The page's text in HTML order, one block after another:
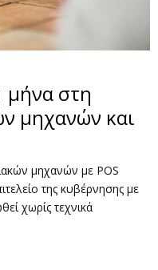
μήνα στη
μηχανών και
μηχανών με POS
της κυβέρνησης με
χωρίς τεχνικά